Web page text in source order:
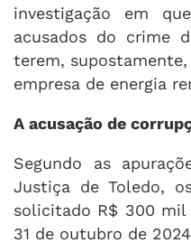
investigação em
acusados do crime
terem,
empresa de energia
A acusação de
Segundo as
Justiça de Toledo,
solicitado R$ 300 mil
31 de outubro de